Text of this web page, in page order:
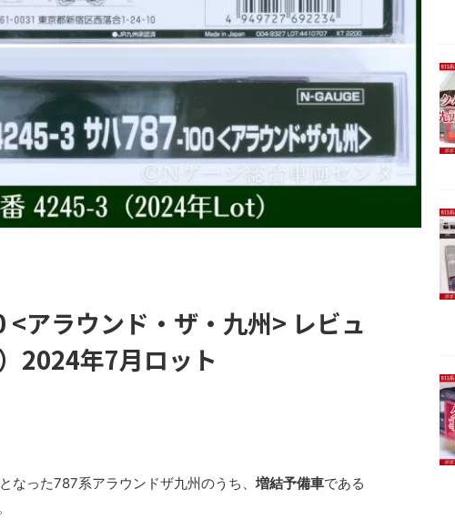
<アラウンド・ザ・九州> レビュ
2024年7月ロット
った787系アラウンドザ九州のうち、 増結予備車である